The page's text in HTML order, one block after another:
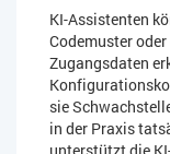
KI-Assistenten
Codemuster
Zugangsdaten
sie
in der Praxis